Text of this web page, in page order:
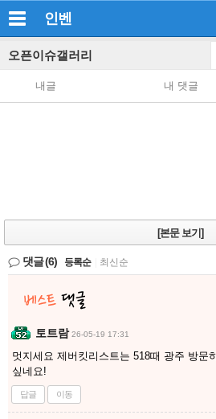
인벤
오픈이슈갤러리
내글 내 댓글
[본문 보기]
댓글(6) 등록순 최신순
토트람 26-05-19 17:31
멋지세요 제버킷리스트는 518때 광주 방문
싶네요!
답글 이동